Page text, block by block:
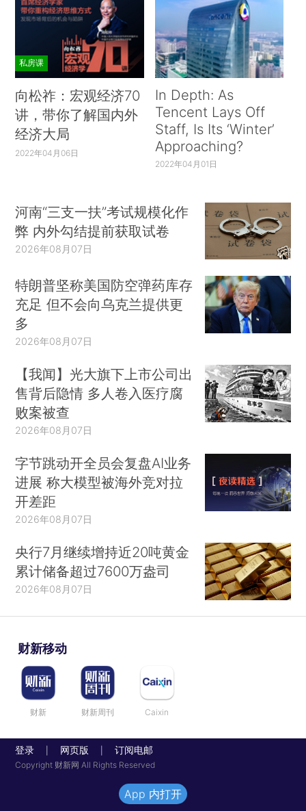
私房课
向松祚：宏观经济70
讲，带你了解国内外
经济大局
2022年04月06日
In Depth: As
Tencent Lays Off
Staff, Is Its ‘Winter’
Approaching?
2022年04月01日
河南“三支一扶”考试规模化作
弊 内外勾结提前获取试卷
2026年08月07日
特朗普坚称美国防空弹药库存
充足 但不会向乌克兰提供更
多
2026年08月07日
【我闻】光大旗下上市公司出
售背后隐情 多人卷入医疗腐
败案被查
2026年08月07日
字节跳动开全员会复盘AI业务
进展 称大模型被海外竞对拉
开差距
2026年08月07日
央行7月继续增持近20吨黄金
累计储备超过7600万盎司
2026年08月07日
财新移动
财新 财新周刊 Caixin
登录 网页版 订阅电邮
Copyright 财新网 All Rights Reserved
App 内打开